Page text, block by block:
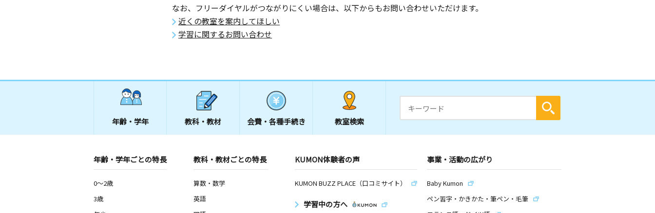
なお、フリーダイヤルがつながりにくい場合は、以下からもお問い合わせいただけます。
近くの教室を案内してほしい
学習に関するお問い合わせ
年齢・学年 教科・教材 会費・ 各種手続き 教室検索
年齢・学年ごとの特長
0～2歳
3歳
教科・教材ごとの特長
算数・数学
英語
KUMON体験者の声
KUMON BUZZ PLACE（口コミサイト）
学習中の方へ
事業・活動の広がり
Baby Kumon
ペン習字・かきかた・筆ペン・毛筆